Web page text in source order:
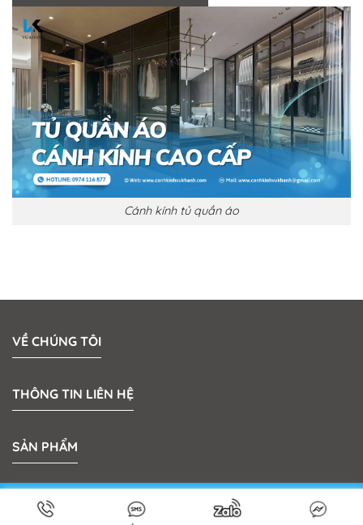
Cánh kính tủ quần áo
VỀ CHÚNG TÔI
THÔNG TIN LIÊN HỆ
SẢN PHẨM
Bản quyền 2026 © MeKong Plastic | Thiết kế bởiSun